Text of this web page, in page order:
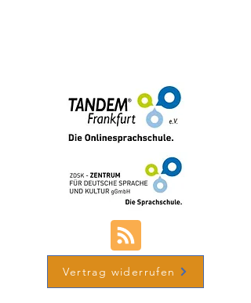
Vertrag widerrufen